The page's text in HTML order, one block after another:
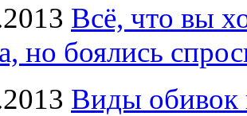
Всё, что вы
но боялись
Виды обивок